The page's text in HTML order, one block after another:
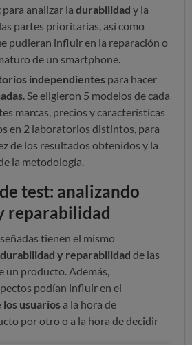
para analizar la durabilidad y la
partes prioritarias, así como
pudieran influir en la reparación o
de un smartphone.
independientes para hacer
. Se eligieron 5 modelos de cada
marcas, precios y características
en 2 laboratorios distintos, para
de los resultados obtenidos y la
la metodología.
test: analizando
reparabilidad
tienen el mismo
y reparabilidad de las
producto. Además,
podían influir en el
usuarios a la hora de
por otro o a la hora de decidir